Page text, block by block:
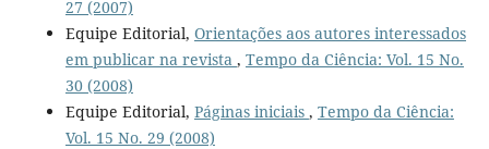
27 (2007)
Equipe Editorial, Orientações aos autores interessados
em publicar na revista , Tempo da Ciência: Vol. 15 No.
30 (2008)
Equipe Editorial, Páginas iniciais , Tempo da Ciência:
Vol. 15 No. 29 (2008)